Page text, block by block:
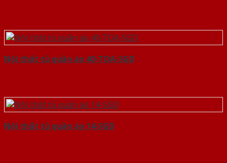
Nội thất tủ quần áo 40-TQA-SGD
Nội thất tủ quần áo 14-SGD